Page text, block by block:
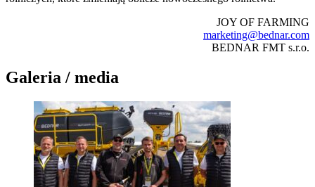
JOY OF FARMING
marketing@bednar.com
BEDNAR FMT s.r.o.
Galeria / media